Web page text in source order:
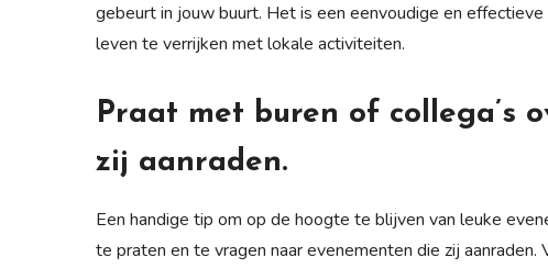
gebeurt in jouw buurt. Het is een eenvoudige en
leven te verrijken met lokale activiteiten.
Praat met buren of collega’s
zij aanraden.
Een handige tip om op de hoogte te blijven van leuke
te praten en te vragen naar evenementen die zij